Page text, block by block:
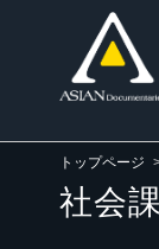
トップページ
社会